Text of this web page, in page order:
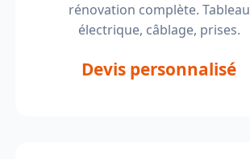
rénovation complète. Tableau
électrique, câblage, prises.
Devis personnalisé